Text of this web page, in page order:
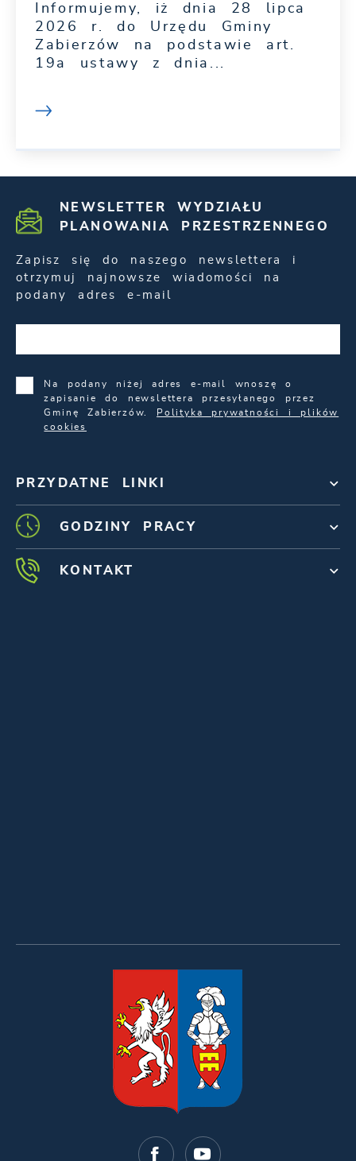
Informujemy, iż dnia 28 lipca
2026 r. do Urzędu Gminy
Zabierzów na podstawie art.
19a ustawy z dnia...
PRZYDATNE LINKI
NEWSLETTER WYDZIAŁU
PLANOWANIA PRZESTRZENNEGO
Zapisz się do naszego newslettera i
otrzymuj najnowsze wiadomości na
podany adres e-mail
Na podany niżej adres e-mail wnoszę o
zapisanie do newslettera przesyłanego przez
Gminę Zabierzów.
Polityka prywatności i plików
cookies
GODZINY PRACY
KONTAKT